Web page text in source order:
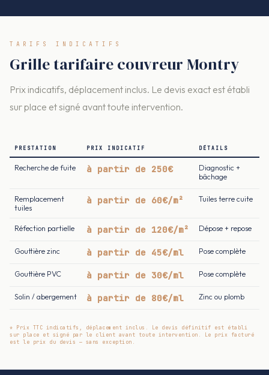
TARIFS INDICATIFS
Grille tarifaire couvreur Montry
Prix indicatifs, déplacement inclus. Le devis exact est établi
sur place et signé avant toute intervention.
PRESTATION PRIX INDICATIF DÉTAILS
Recherche de fuite à partir de 250€
Diagnostic +
bâchage
Remplacement
tuiles
à partir de 60€/m² Tuiles terre cuite
Réfection partielle à partir de 120€/m² Dépose + repose
Gouttière zinc à partir de 45€/ml Pose complète
Gouttière PVC à partir de 30€/ml Pose complète
Solin / abergement à partir de 80€/ml Zinc ou plomb
* Prix TTC indicatifs, déplacement inclus. Le devis définitif est établi
sur place et signé par le client avant toute intervention. Le prix facturé
est le prix du devis — sans exception.